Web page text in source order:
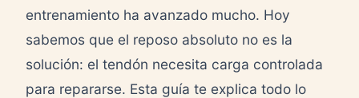
entrenamiento ha avanzado mucho. Hoy
sabemos que el reposo absoluto no es la
solución: el tendón necesita carga controlada
para repararse. Esta guía te explica todo lo